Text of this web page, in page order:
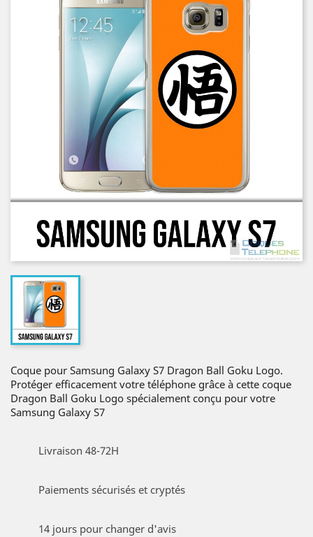
Coque pour Samsung Galaxy S7 Dragon Ball Goku Logo.
Protéger efficacement votre téléphone grâce à cette coque
Dragon Ball Goku Logo spécialement conçu pour votre
Samsung Galaxy S7
Livraison 48-72H
Paiements sécurisés et cryptés
14 jours pour changer d'avis